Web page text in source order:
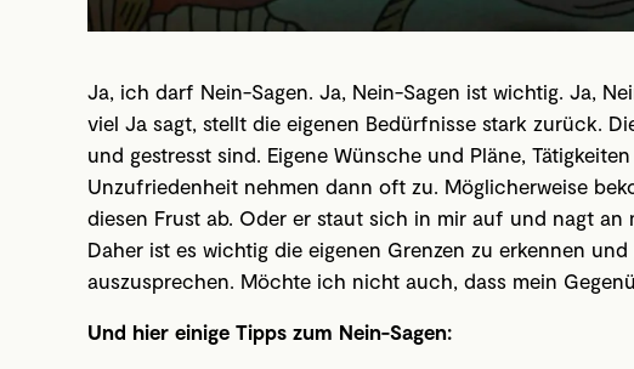
Ja, ich darf Nein-Sagen. Ja, Nein-Sagen ist wichtig. Ja,
viel Ja sagt, stellt die eigenen Bedürfnisse stark zurück.
und gestresst sind. Eigene Wünsche und Pläne,
Unzufriedenheit nehmen dann oft zu. Möglicherweise
diesen Frust ab. Oder er staut sich in mir auf und nagt an
Daher ist es wichtig die eigenen Grenzen zu erkennen
auszusprechen. Möchte ich nicht auch, dass mein
Und hier einige Tipps zum Nein-Sagen: